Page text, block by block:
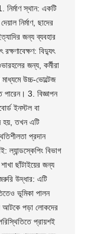
স্থান: একটি
নির্মাণ, ছাদের
জন্য ব্যবহার
বিদ্যুৎ
জন্য, কর্মীরা
মাধ্যমে উচ্চ-ভোল্টেজ
পারেন। 3. বিজ্ঞাপন
ইনস্টল বা
হয়, তখন এটি
প্রদান
ল্যান্ডস্কেপিং বিভাগ
ছাঁটাইয়ের জন্য
উদ্ধার: এটি
ভূমিকা পালন
আটকে পড়া লোকদের
প্রায়শই